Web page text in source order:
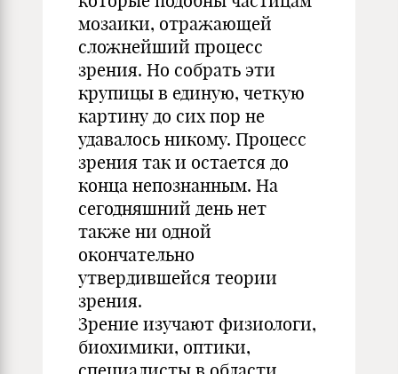
мозаики, отражающей
сложнейший процесс
зрения. Но собрать эти
крупицы в единую, четкую
картину до сих пор не
удавалось никому. Процесс
зрения так и остается до
конца непознанным. На
сегодняшний день нет
также ни одной
окончательно
утвердившейся теории
зрения.
Зрение изучают физиологи,
биохимики, оптики,